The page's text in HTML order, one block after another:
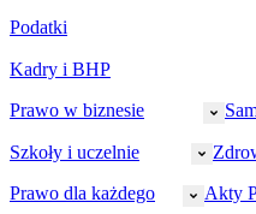
Prawnicy
Policja
Strefa aplikanta
Sędziowie
Podatki
CIT
Akcyza
Rachunkowość
Kadry i BHP
HR
Ubezpieczenia społeczne
Prawo w biznesie
Małe i średnie firmy
Szkoły i uczelnie
Prawo dla każdego Akty